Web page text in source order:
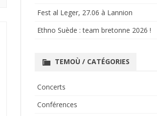
Fest al Leger, 27.06 à Lannion
Ethno Suède : team bretonne 2026 !
TEMOÙ / CATÉGORIES
Concerts
Conférences